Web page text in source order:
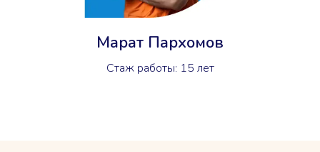
Марат Пархомов
Стаж работы: 15 лет